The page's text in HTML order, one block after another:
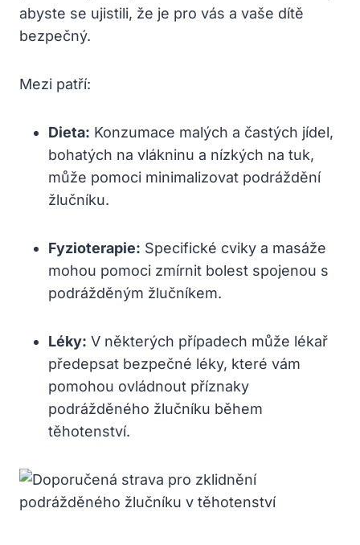
abyste se ujistili, že je pro vás a vaše dítě
bezpečný.
Mezi patří:
Dieta: Konzumace malých a častých jídel,
bohatých na vlákninu a nízkých na tuk,
může pomoci minimalizovat podráždění
žlučníku.
Fyzioterapie: Specifické cviky a masáže
mohou pomoci zmírnit bolest spojenou s
podrážděným žlučníkem.
Léky: V některých případech může lékař
předepsat bezpečné léky, které vám
pomohou ovládnout příznaky
podrážděného žlučníku během
těhotenství.